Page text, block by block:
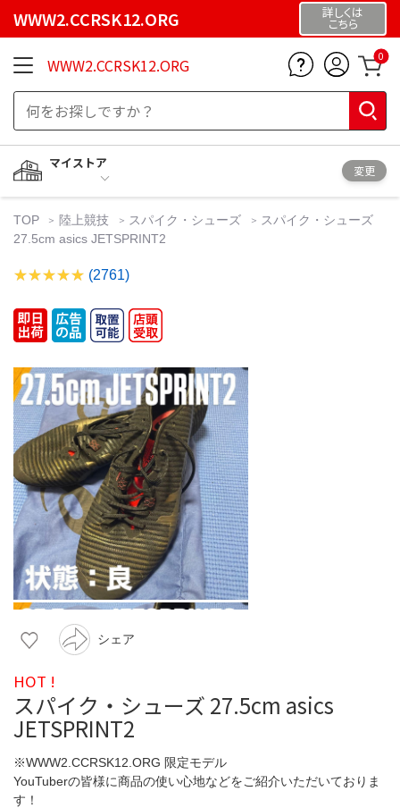
WWW2.CCRSK12.ORG 詳しくは
こちら
WWW2.CCRSK12.ORG 0
マイストア
変更
TOP 陸上競技 スパイク・シューズ
スパイク・シューズ
27.5cm asics JETSPRINT2
(2761)
シェア
HOT !
スパイク・シューズ 27.5cm asics
JETSPRINT2
※WWW2.CCRSK12.ORG 限定モデル
YouTuberの皆様に商品の使い心地などをご紹介いただいておりま
す！